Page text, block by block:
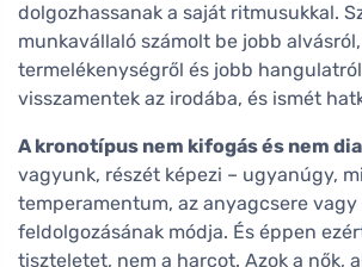
dolgozhassanak a saját ritmusukkal.
munkavállaló számolt be jobb
termelékenységről és jobb
visszamentek az irodába, és ismét
A kronotípus nem kifogás és nem
vagyunk, részét képezi – ugyanúgy,
temperamentum, az anyagcsere vagy
feldolgozásának módja. És éppen
tiszteletet, nem a harcot. Azok a nők,